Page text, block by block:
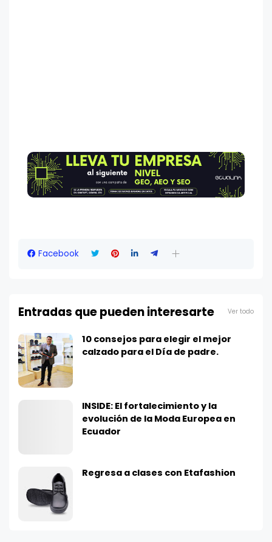
Facebook
Entradas que pueden interesarte Ver todo
10 consejos para elegir el mejor
calzado para el Día de padre.
INSIDE: El fortalecimiento y la
evolución de la Moda Europea en
Ecuador
Regresa a clases con Etafashion